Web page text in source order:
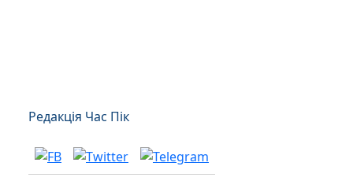
Редакція Час Пік